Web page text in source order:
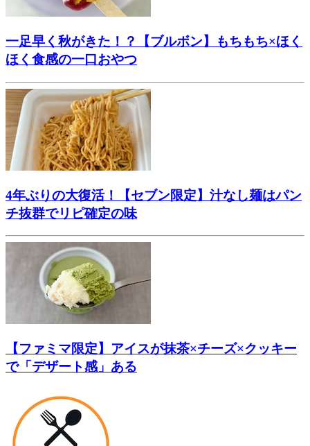
一足早く秋がきた！？【ブルボン】もちもち×ほく
ほく食感の一口おやつ
4年ぶりの大復活！【セブン限定】汁なし麺はパン
チ抜群でリピ確定の味
【ファミマ限定】アイスが抹茶×チーズ×クッキー
で「デザート感」ある